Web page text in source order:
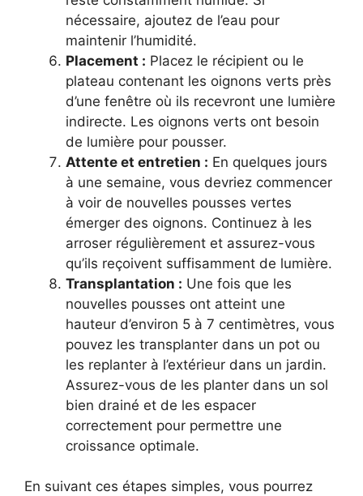
nécessaire, ajoutez de l’eau pour
maintenir l’humidité.
Placement : Placez le récipient ou le
plateau contenant les oignons verts près
d’une fenêtre où ils recevront une lumière
indirecte. Les oignons verts ont besoin
de lumière pour pousser.
Attente et entretien : En quelques jours
à une semaine, vous devriez commencer
à voir de nouvelles pousses vertes
émerger des oignons. Continuez à les
arroser régulièrement et assurez-vous
qu’ils reçoivent suffisamment de lumière.
Transplantation : Une fois que les
nouvelles pousses ont atteint une
hauteur d’environ 5 à 7 centimètres, vous
pouvez les transplanter dans un pot ou
les replanter à l’extérieur dans un jardin.
Assurez-vous de les planter dans un sol
bien drainé et de les espacer
correctement pour permettre une
croissance optimale.
En suivant ces étapes simples, vous pourrez